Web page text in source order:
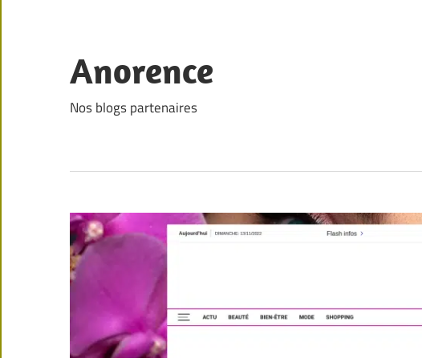
content
Anorence
Nos blogs partenaires